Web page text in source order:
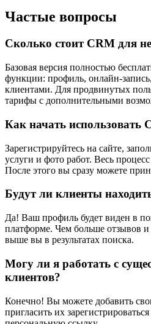
Частые вопросы
Сколько стоит CRM для
Базовая версия полностью
функции: профиль, онлайн-
клиентами. Для продвинутых
тарифы с дополнительными
Как начать использовать
Зарегистрируйтесь на сайте,
услуги и фото работ. Весь
После этого вы сразу можете
Будут ли клиенты
Да! Ваш профиль будет виден в
платформе. Чем больше отзывов
выше вы в результатах поиска.
Могу ли я работать с
клиентов?
Конечно! Вы можете добавить
пригласить их